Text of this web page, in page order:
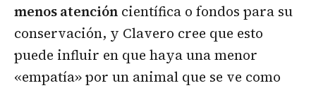
menos atención científica o fondos para su
conservación, y Clavero cree que esto
puede influir en que haya una menor
«empatía» por un animal que se ve como